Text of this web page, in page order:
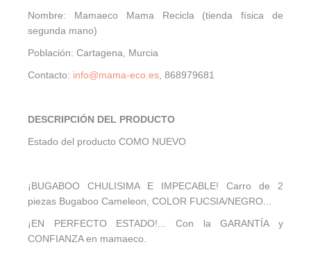
Nombre: Mamaeco Mama Recicla (tienda física de
segunda mano)
Población: Cartagena, Murcia
Contacto: info@mama-eco.es , 868979681
DESCRIPCIÓN DEL PRODUCTO
Estado del producto COMO NUEVO
¡BUGABOO CHULISIMA E IMPECABLE! Carro de 2
piezas Bugaboo Cameleon, COLOR FUCSIA/NEGRO...
¡EN PERFECTO ESTADO!... Con la GARANTÍA y
CONFIANZA en mamaeco.